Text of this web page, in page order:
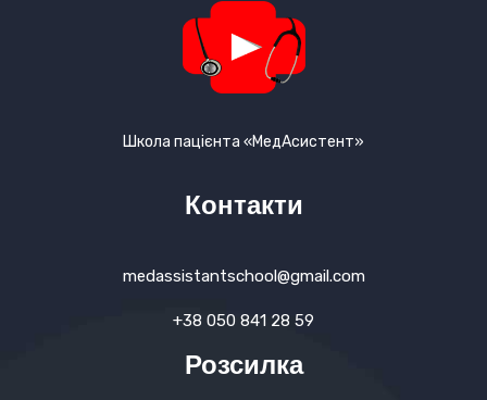
Школа пацієнта «МедАсистент»
Контакти
medassistantschool@gmail.com
+38 050 841 28 59
Розсилка